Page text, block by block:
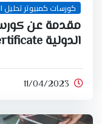
كورسات كمبيوتر تحليل
مقدمة عن
الدولية IFRS Certificate
11/04/2023